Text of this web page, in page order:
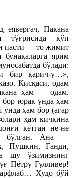
еявергач, Пакана
тўғрисида кўп
пасти — то жимит
бунақаларга ярим
бўлади:
бир қарич-у…»,
Кисқаси, одам
ҳам — одам.
бор юрак унда ҳам
унда ҳам бор (агар
ҳам кичкина
кетган не-не
бўлган. Ана —
Пушкин, Ганди,
шу ўзимизнинг
Пётру Гулливер!
Худо бўй